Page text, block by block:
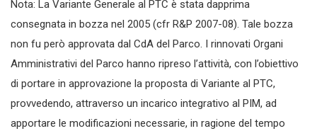
Nota: La Variante Generale al PTC è stata dapprima
consegnata in bozza nel 2005 (cfr R&P 2007-08). Tale bozza
non fu però approvata dal CdA del Parco. I rinnovati Organi
Amministrativi del Parco hanno ripreso l’attività, con l’obiettivo
di portare in approvazione la proposta di Variante al PTC,
provvedendo, attraverso un incarico integrativo al PIM, ad
apportare le modificazioni necessarie, in ragione del tempo